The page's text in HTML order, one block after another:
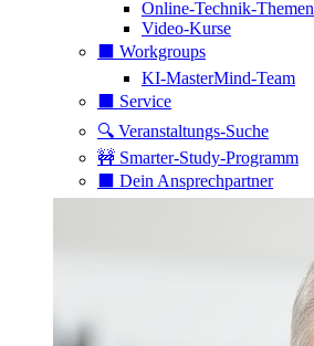
Online-Technik-Themen
Video-Kurse
⬛️ Workgroups
KI-MasterMind-Team
⬛️ Service
🔍 Veranstaltungs-Suche
🚧 Smarter-Study-Programm
⬛️ Dein Ansprechpartner